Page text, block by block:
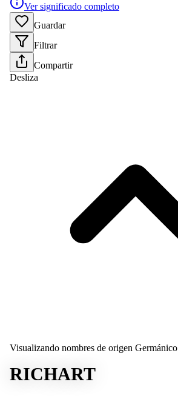
Ver significado completo
Guardar
Filtrar
Compartir
Desliza
Visualizando nombres de origen Germánico
RICHART